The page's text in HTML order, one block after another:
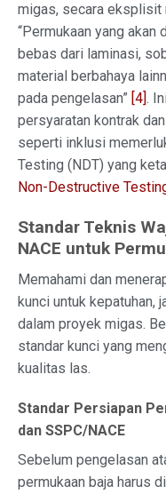
migas, secara eksplisit
“Permukaan yang akan
bebas dari laminasi,
material berbahaya
pada pengelasan” [4].
persyaratan kontrak
seperti inklusi
Testing (NDT) yang
Non-Destructive
Standar Teknis
NACE untuk
Memahami dan
kunci untuk kepatuhan,
dalam proyek migas.
standar kunci yang
kualitas las.
Standar Persiapan
dan SSPC/NACE
Sebelum pengelasan
permukaan baja harus